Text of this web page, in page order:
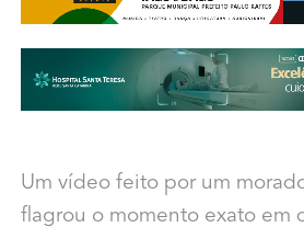
Um vídeo feito por um
flagrou o momento exato em